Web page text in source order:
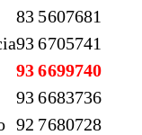
83 5607681
936705741
936699740
936683736
92 7680728